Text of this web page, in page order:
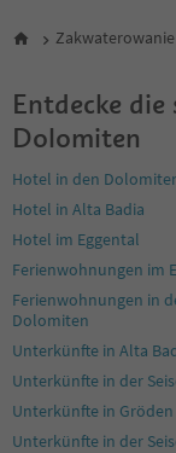
33
35
36
37
38
39
40
41
42
43
44
46
47
48
49
Zakwaterowanie
Entdecke
Dolomiten
Hotel in den
Hotel in Alta Badia
Hotel im Eggental
Ferienwohnungen im
Ferienwohnungen in
Dolomiten
Unterkünfte in Alta
Unterkünfte in der
Unterkünfte in Gröden
Unterkünfte in der